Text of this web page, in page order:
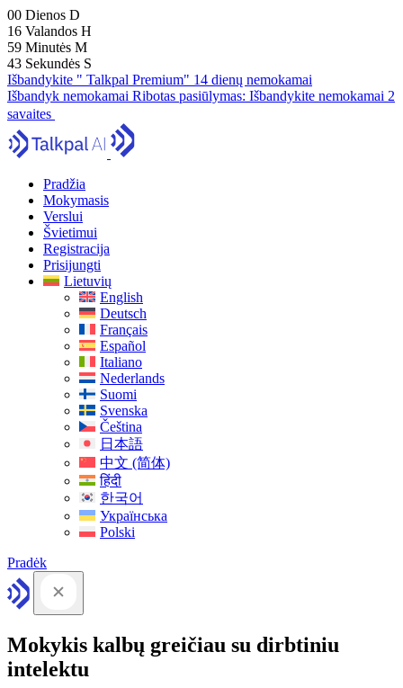
00 Dienos D
16 Valandos H
59 Minutės M
41 Sekundės S
Išbandykite " Talkpal Premium" 14 dienų nemokamai
Išbandyk nemokamai Ribotas pasiūlymas: Išbandykite nemokamai 2
savaites
Pradžia
Mokymasis
Verslui
Švietimui
Registracija
Prisijungti
Lietuvių
English
Deutsch
Français
Español
Italiano
Nederlands
Suomi
Svenska
Čeština
日本語
中文 (简体)
हिंदी
한국어
Українська
Polski
Pradėk
Mokykis kalbų greičiau su dirbtiniu
intelektu